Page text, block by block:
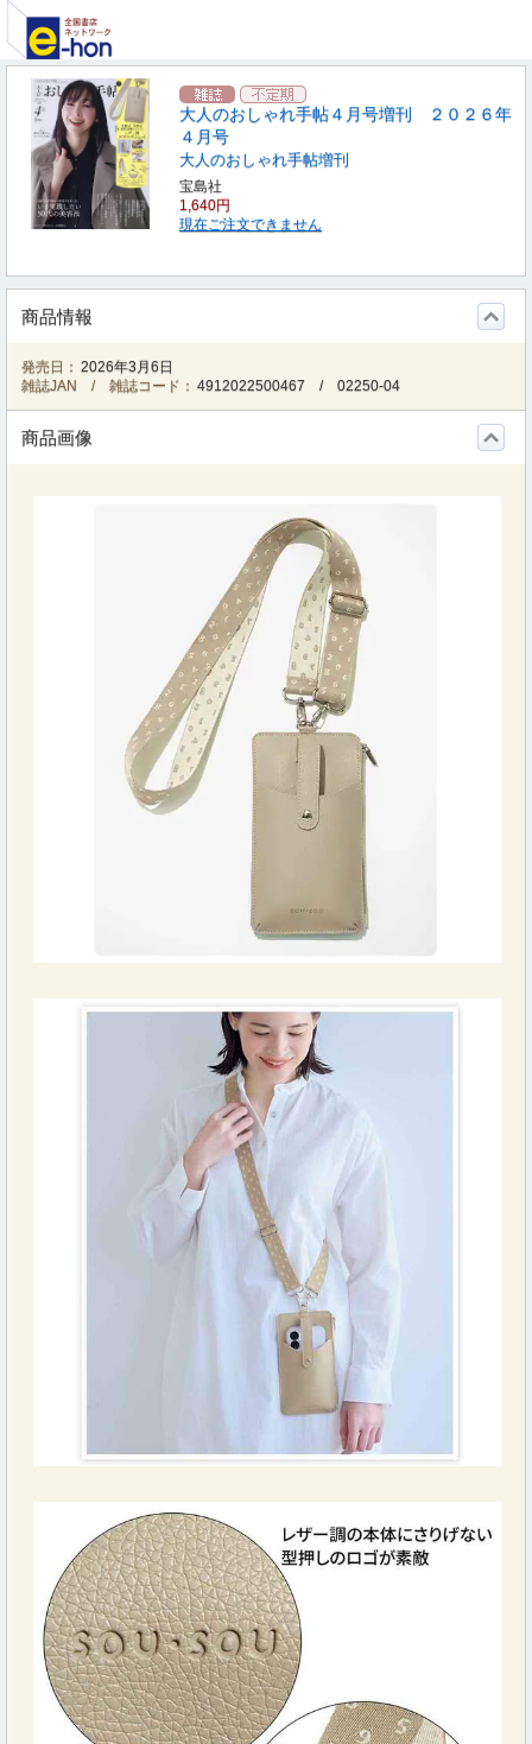
大人のおしゃれ手帖４月号増刊 ２０２６年
４月号
大人のおしゃれ手帖増刊
宝島社
1,640円
現在ご注文できません
商品情報
発売日： 2026年3月6日
雑誌JAN / 雑誌コード： 4912022500467 /02250-04
商品画像